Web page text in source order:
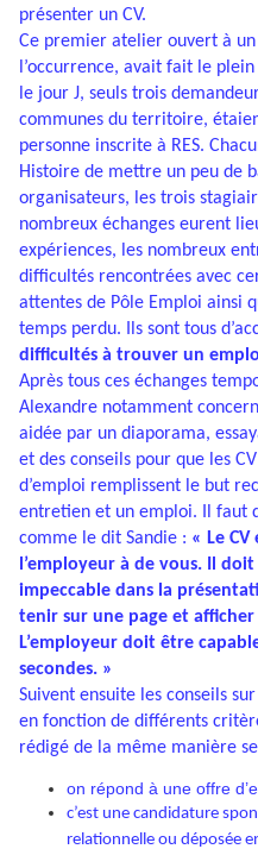
présenter un CV.
Ce premier atelier ouvert à
l’occurrence, avait fait le
le jour J, seuls trois
communes du territoire,
personne inscrite à RES.
Histoire de mettre un peu de
organisateurs, les trois
nombreux échanges eurent
expériences, les nombreux
difficultés rencontrées avec
attentes de Pôle Emploi ainsi
temps perdu. Ils sont tous
difficultés à trouver un
Après tous ces échanges
Alexandre notamment
aidée par un diaporama,
et des conseils pour que les
d’emploi remplissent le but
entretien et un emploi. Il faut
comme le dit Sandie : « Le
l’employeur à de vous. Il
impeccable dans la
tenir sur une page et
L’employeur doit être
secondes. »
Suivent ensuite les conseils
en fonction de différents
rédigé de la même manière
on répond à une offre
c’est une candidature
relationnelle ou déposée